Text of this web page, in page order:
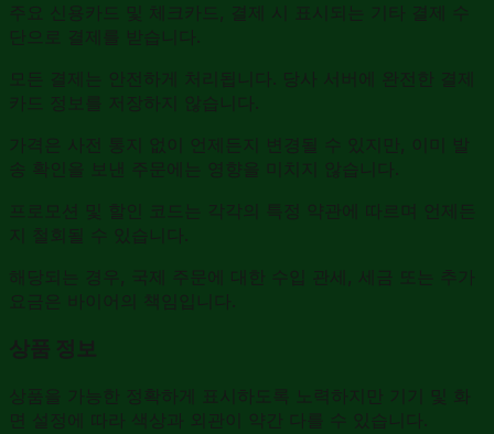
주요 신용카드 및 체크카드, 결제 시 표시되는 기타 결제 수
단으로 결제를 받습니다.
모든 결제는 안전하게 처리됩니다. 당사 서버에 완전한 결제
카드 정보를 저장하지 않습니다.
가격은 사전 통지 없이 언제든지 변경될 수 있지만, 이미 발
송 확인을 보낸 주문에는 영향을 미치지 않습니다.
프로모션 및 할인 코드는 각각의 특정 약관에 따르며 언제든
지 철회될 수 있습니다.
해당되는 경우, 국제 주문에 대한 수입 관세, 세금 또는 추가
요금은 바이어의 책임입니다.
상품 정보
상품을 가능한 정확하게 표시하도록 노력하지만 기기 및 화
면 설정에 따라 색상과 외관이 약간 다를 수 있습니다.